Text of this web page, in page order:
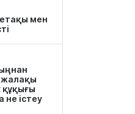
мен
құқығы
не істеу